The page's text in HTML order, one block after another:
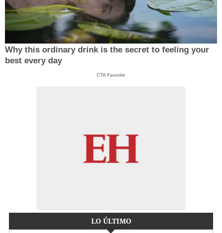
Why this ordinary drink is the secret to feeling your
best every day
CTA Favorite
LO ÚLTIMO